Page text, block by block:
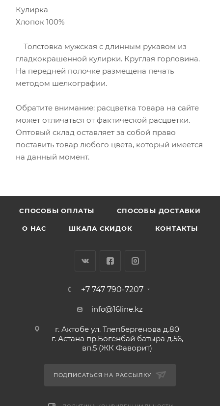
Кулирка
Хлопок 100%
Толстовка мужская с длинным рукавом из
гладкокрашенной кулирки. Круглая горловина.
На передней полочке размещена печать
методом шелкографии.
Обратите внимание: расцветка товара на сайте
может отличаться от фактической расцветки.
Оптовый склад оставляет за собой право
поставить товар любого цвета, который имеется
на данный момент.
CПОСОБЫ ОПЛАТЫ СПОСОБЫ ДОСТАВКИ
О НАС ШКАЛА СКИДОК КОНТАКТЫ
+7 747 790-7207
info@16line.kz
г. Актобе ул. Тлепбергенова д.80
г. Астана пр.Богенбай батыра д.56,
вп.5 (ЖК Фаворит)
ПОДПИСАТЬСЯ НА РАССЫЛКУ